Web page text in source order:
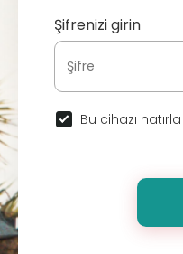
Şifrenizi girin
Bu cihazı hatırla